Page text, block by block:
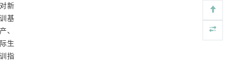
新
基
、
生
指